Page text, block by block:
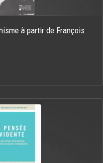
à partir de François